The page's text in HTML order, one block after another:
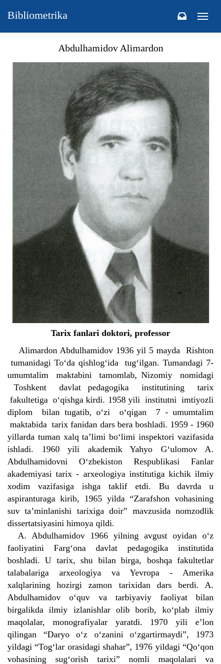
Bibliometrika
Abdulhamidov Alimardon
Tarix fanlari doktori, professor
Alimardon Abdulhamidov 1936 yil 5 mayda Rishton
tumanidagi To‘da qishlog‘ida tug‘ilgan. Tumandagi 7-
umumtalim maktabini tamomlab, Nizomiy nomidagi
Toshkent davlat pedagogika institutining tarix
fakultetiga o‘qishga kirdi. 1958 yili institutni imtiyozli
diplom bilan tugatib, o‘zi o‘qigan 7 - umumtalim
maktabida tarix fanidan dars bera boshladi. 1959 - 1960
yillarda tuman xalq ta’limi bo‘limi inspektori vazifasida
ishladi. 1960 yili akademik Yahyo G‘ulomov A.
Abdulhamidovni O‘zbekiston Respublikasi Fanlar
akademiyasi tarix - arxeologiya institutiga kichik ilmiy
xodim vazifasiga ishga taklif etdi. Bu davrda u
aspiranturaga kirib, 1965 yilda “Zarafshon vohasining
suv ta’minlanishi tarixiga doir” mavzusida nomzodlik
dissertatsiyasini himoya qildi.
A. Abdulhamidov 1966 yilning avgust oyidan o‘z
faoliyatini Farg‘ona davlat pedagogika institutida
boshladi. U tarix, shu bilan birga, boshqa fakultetlar
talabalariga arxeologiya va Yevropa - Amerika
xalqlarining hozirgi zamon tarixidan dars berdi. A.
Abdulhamidov o‘quv va tarbiyaviy faoliyat bilan
birgalikda ilmiy izlanishlar olib borib, ko‘plab ilmiy
maqolalar, monografiyalar yaratdi. 1970 yili e’lon
qilingan “Daryo o‘z o‘zanini o‘zgartirmaydi”, 1973
yildagi “Tog‘lar orasidagi shahar”, 1976 yildagi “Qo‘qon
vohasining sug‘orish tarixi” nomli maqolalari va